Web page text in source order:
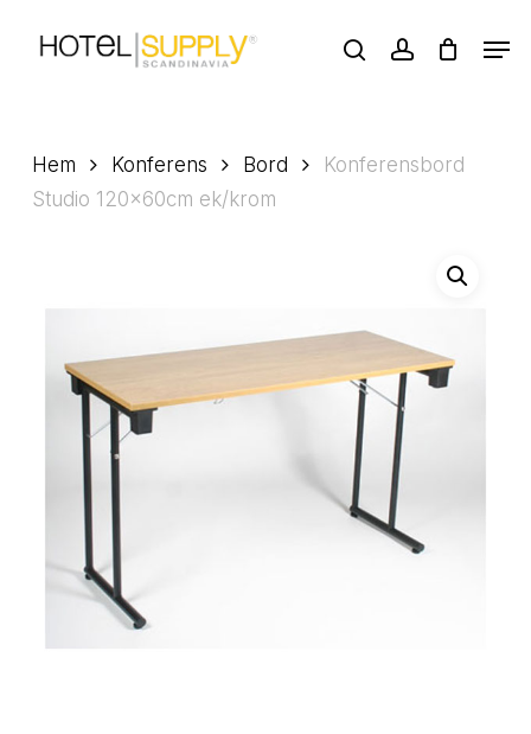
searchaccount
Hem Konferens Bord
Konferensbord
Studio 120x60cm ek/krom